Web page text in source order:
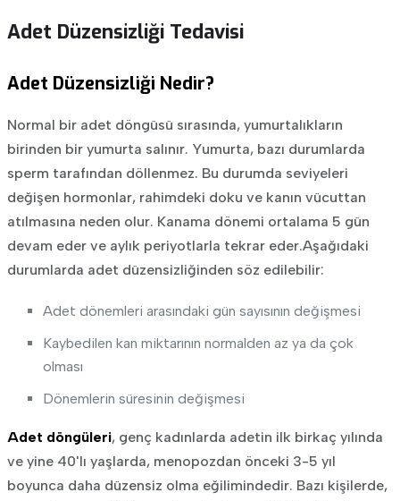
Adet Düzensizliği Tedavisi
Adet Düzensizliği Nedir?
Normal bir adet döngüsü sırasında, yumurtalıkların
birinden bir yumurta salınır. Yumurta, bazı durumlarda
sperm tarafından döllenmez. Bu durumda seviyeleri
değişen hormonlar, rahimdeki doku ve kanın vücuttan
atılmasına neden olur. Kanama dönemi ortalama 5 gün
devam eder ve aylık periyotlarla tekrar eder.Aşağıdaki
durumlarda adet düzensizliğinden söz edilebilir:
Adet dönemleri arasındaki gün sayısının değişmesi
Kaybedilen kan miktarının normalden az ya da çok
olması
Dönemlerin süresinin değişmesi
Adet döngüleri, genç kadınlarda adetin ilk birkaç yılında
ve yine 40'lı yaşlarda, menopozdan önceki 3-5 yıl
boyunca daha düzensiz olma eğilimindedir. Bazı kişilerde,